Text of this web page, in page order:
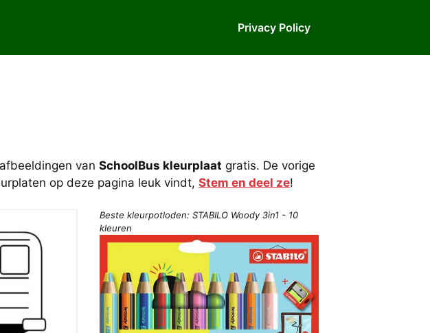
Privacy Policy
van SchoolBus kleurplaat gratis. De vorige
op deze pagina leuk vindt, Stem en deel ze!
Beste kleurpotloden: STABILO Woody 3in1 - 10
kleuren